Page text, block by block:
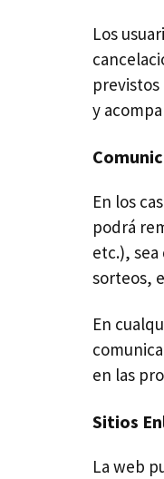
Los
y
En los
podrá
etc.),
sorteos,
En
en las
Sitios
La web